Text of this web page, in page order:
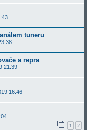
tuneru
a repra
21:39
16:46
1 2